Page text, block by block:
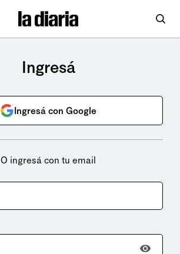
Ingresá
Ingresá con Google
O ingresá con tu email